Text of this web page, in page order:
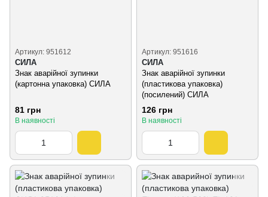
Артикул: 951612
СИЛА
Знак аварійної зупинки
(картонна упаковка) СИЛА
81 грн
В наявності
Артикул: 951616
СИЛА
Знак аварійної зупинки
(пластикова упаковка)
(посилений) СИЛА
126 грн
В наявності